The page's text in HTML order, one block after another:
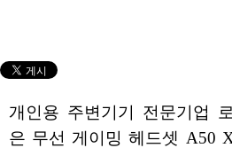
개인용 주변기기 전문기업
은 무선 게이밍 헤드셋 A50